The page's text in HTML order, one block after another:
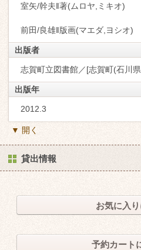
室矢/幹夫‖著(ムロヤ,ミキオ)
前田/良雄‖版画(マエダ,ヨシオ)
出版者
志賀町立図書館／[志賀町(石川
出版年
2012.3
▼ 開く
貸出情報
お気に入
予約カート